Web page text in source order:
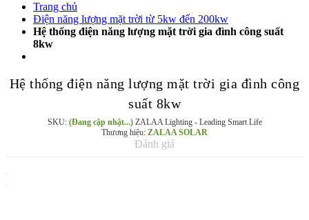
Trang chủ
Điện năng lượng mặt trời từ 5kw đến 200kw
Hệ thống điện năng lượng mặt trời gia đình công suất
8kw
Hệ thống điện năng lượng mặt trời gia đình công
suất 8kw
SKU: (Đang cập nhật...) ZALAA Lighting - Leading Smart Life
Thương hiệu: ZALAA SOLAR
Đánh giá